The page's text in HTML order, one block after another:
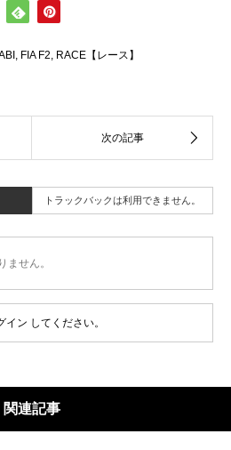
, FIA F2, RACE【レース】
トラックバックは利用できません。
ません。
イン してください。
関連記事